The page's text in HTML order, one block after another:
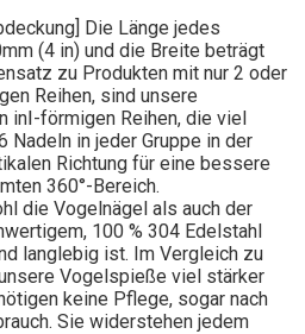
Die Länge jedes
(4 in) und die Breite beträgt
zu Produkten mit nur 2 oder
Reihen, sind unsere
inⅠ-förmigen Reihen, die viel
Nadeln in jeder Gruppe in der
Richtung für eine bessere
360°-Bereich.
die Vogelnägel als auch der
100 % 304 Edelstahl
langlebig ist. Im Vergleich zu
Vogelspieße viel stärker
keine Pflege, sogar nach
Sie widerstehen jedem